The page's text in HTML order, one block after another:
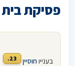
פסיקת בית
בענייוחוסיין 23.